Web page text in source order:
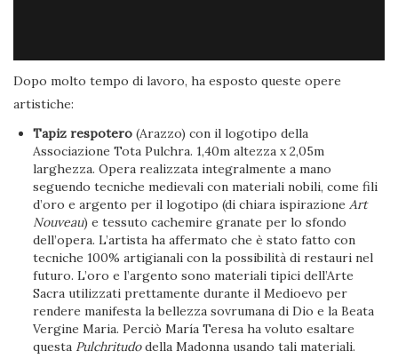
Dopo molto tempo di lavoro, ha esposto queste opere
artistiche:
Tapiz respotero (Arazzo) con il logotipo della
Associazione Tota Pulchra. 1,40m altezza x 2,05m
larghezza. Opera realizzata integralmente a mano
seguendo tecniche medievali con materiali nobili, come fili
d’oro e argento per il logotipo (di chiara ispirazioneArt
Nouveau) e tessuto cachemire granate per lo sfondo
dell’opera. L’artista ha affermato che è stato fatto con
tecniche 100% artigianali con la possibilità di restauri nel
futuro. L’oro e l’argento sono materiali tipici dell’Arte
Sacra utilizzati prettamente durante il Medioevo per
rendere manifesta la bellezza sovrumana di Dio e la Beata
Vergine Maria. Perciò María Teresa ha voluto esaltare
questa Pulchritudodella Madonna usando tali materiali.